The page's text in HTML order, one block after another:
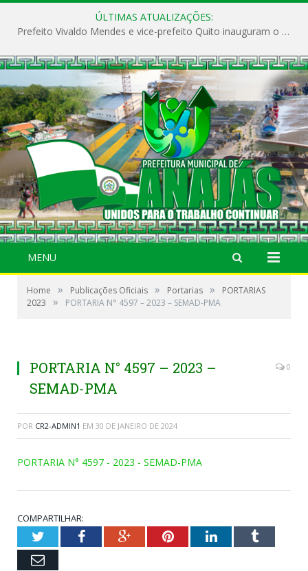
ÚLTIMAS ATUALIZAÇÕES:
Prefeito Vivaldo Mendes e vice-prefeito Quito inauguram o CAPS e fortalecem a saúde pública em Anajás.
MENU
Home » Publicações Oficiais » Portarias »
PORTARIAS
2023
» PORTARIA N° 4597 – 2023 – SEMAD-PMA
PORTARIA N° 4597 – 2023 –
SEMAD-PMA
0
POR CR2-ADMIN1 EM 30 DE JANEIRO DE 2024
PORTARIA N° 4597 - 2023 - SEMAD-PMA
COMPARTILHAR:
TwitterFacebookGoogle+PinterestLinkedInTumblr
Email